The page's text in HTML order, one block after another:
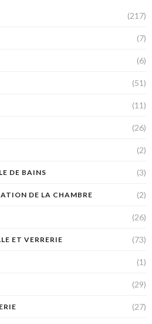
(217)
(7)
(6)
(51)
(11)
(26)
(2)
DE BAINS (3)
DE LA CHAMBRE (2)
(26)
ET VERRERIE (73)
(1)
(29)
(27)